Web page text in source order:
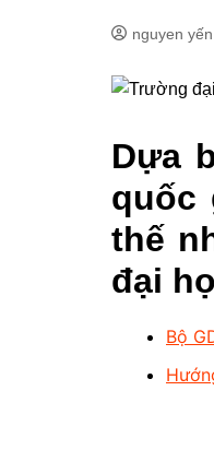
nguyen yến
Dựa
quốc
thế
đại
Bộ